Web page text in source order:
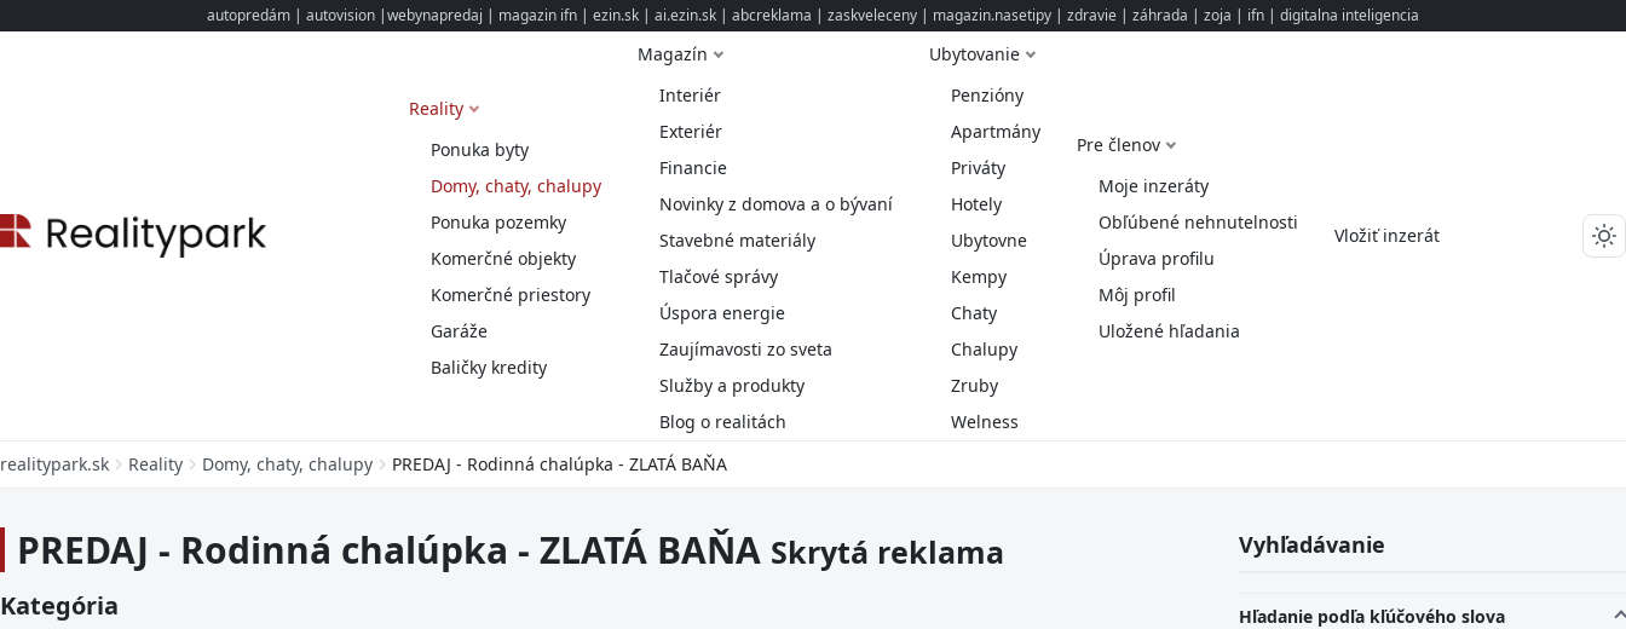
autopredám | autovision |webynapredaj | magazin ifn | ezin.sk | ai.ezin.sk | abcreklama | zaskveleceny | magazin.nasetipy | zdravie | záhrada | zoja | ifn | digitalna inteligencia
Reality
Ponuka byty
Domy, chaty, chalupy
Ponuka pozemky
Komerčné objekty
Komerčné priestory
Garáže
Baličky kredity
Magazín
Interiér
Exteriér
Financie
Novinky z domova a o bývaní
Stavebné materiály
Tlačové správy
Úspora energie
Zaujímavosti zo sveta
Služby a produkty
Blog o realitách
Ubytovanie
Penzióny
Apartmány
Priváty
Hotely
Ubytovne
Kempy
Chaty
Chalupy
Zruby
Welness
Pre členov
Moje inzeráty
Obľúbené nehnutelnosti
Úprava profilu
Môj profil
Uložené hľadania
Vložiť inzerát
realitypark.sk Reality Domy, chaty, chalupy PREDAJ - Rodinná chalúpka - ZLATÁ BAŇA
PREDAJ - Rodinná chalúpka - ZLATÁ BAŇA Skrytá reklama
Kategória
Vyhľadávanie
Hľadanie podľa kľúčového slova